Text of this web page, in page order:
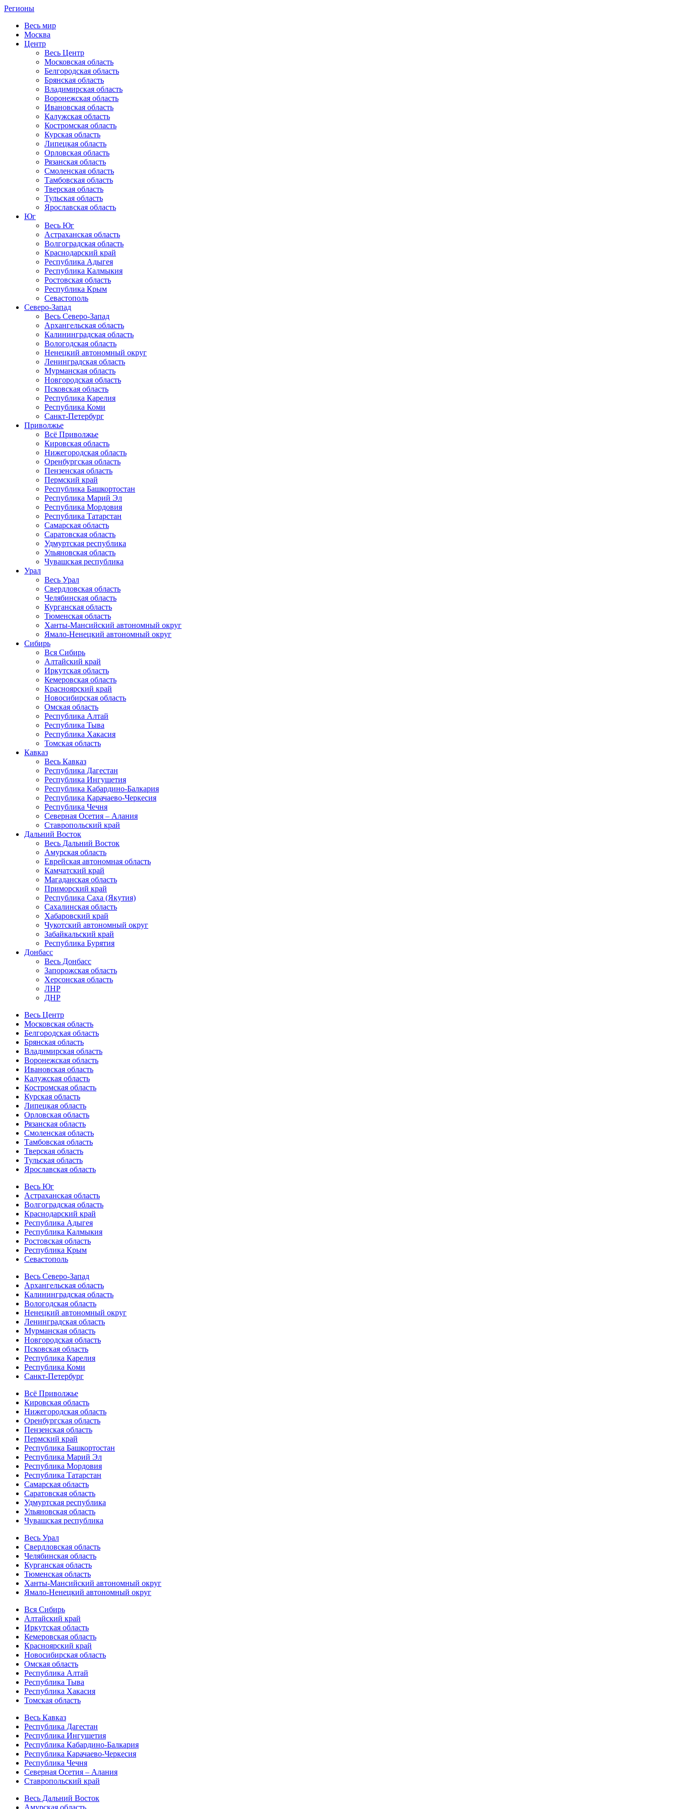
Регионы
Весь мир
Москва
Центр
Весь Центр
Московская область
Белгородская область
Брянская область
Владимирская область
Воронежская область
Ивановская область
Калужская область
Костромская область
Курская область
Липецкая область
Орловская область
Рязанская область
Смоленская область
Тамбовская область
Тверская область
Тульская область
Ярославская область
Юг
Весь Юг
Астраханская область
Волгоградская область
Краснодарский край
Республика Адыгея
Республика Калмыкия
Ростовская область
Республика Крым
Севастополь
Северо-Запад
Весь Северо-Запад
Архангельская область
Калининградская область
Вологодская область
Ненецкий автономный округ
Ленинградская область
Мурманская область
Новгородская область
Псковская область
Республика Карелия
Республика Коми
Санкт-Петербург
Приволжье
Всё Приволжье
Кировская область
Нижегородская область
Оренбургская область
Пензенская область
Пермский край
Республика Башкортостан
Республика Марий Эл
Республика Мордовия
Республика Татарстан
Самарская область
Саратовская область
Удмуртская республика
Ульяновская область
Чувашская республика
Урал
Весь Урал
Свердловская область
Челябинская область
Курганская область
Тюменская область
Ханты-Мансийский автономный округ
Ямало-Ненецкий автономный округ
Сибирь
Вся Сибирь
Алтайский край
Иркутская область
Кемеровская область
Красноярский край
Новосибирская область
Омская область
Республика Алтай
Республика Тыва
Республика Хакасия
Томская область
Кавказ
Весь Кавказ
Республика Дагестан
Республика Ингушетия
Республика Кабардино-Балкария
Республика Карачаево-Черкесия
Республика Чечня
Северная Осетия – Алания
Ставропольский край
Дальний Восток
Весь Дальний Восток
Амурская область
Еврейская автономная область
Камчатский край
Магаданская область
Приморский край
Республика Саха (Якутия)
Сахалинская область
Хабаровский край
Чукотский автономный округ
Забайкальский край
Республика Бурятия
Донбасс
Весь Донбасс
Запорожская область
Херсонская область
ЛНР
ДНР
Весь Центр
Московская область
Белгородская область
Брянская область
Владимирская область
Воронежская область
Ивановская область
Калужская область
Костромская область
Курская область
Липецкая область
Орловская область
Рязанская область
Смоленская область
Тамбовская область
Тверская область
Тульская область
Ярославская область
Весь Юг
Астраханская область
Волгоградская область
Краснодарский край
Республика Адыгея
Республика Калмыкия
Ростовская область
Республика Крым
Севастополь
Весь Северо-Запад
Архангельская область
Калининградская область
Вологодская область
Ненецкий автономный округ
Ленинградская область
Мурманская область
Новгородская область
Псковская область
Республика Карелия
Республика Коми
Санкт-Петербург
Всё Приволжье
Кировская область
Нижегородская область
Оренбургская область
Пензенская область
Пермский край
Республика Башкортостан
Республика Марий Эл
Республика Мордовия
Республика Татарстан
Самарская область
Саратовская область
Удмуртская республика
Ульяновская область
Чувашская республика
Весь Урал
Свердловская область
Челябинская область
Курганская область
Тюменская область
Ханты-Мансийский автономный округ
Ямало-Ненецкий автономный округ
Вся Сибирь
Алтайский край
Иркутская область
Кемеровская область
Красноярский край
Новосибирская область
Омская область
Республика Алтай
Республика Тыва
Республика Хакасия
Томская область
Весь Кавказ
Республика Дагестан
Республика Ингушетия
Республика Кабардино-Балкария
Республика Карачаево-Черкесия
Республика Чечня
Северная Осетия – Алания
Ставропольский край
Весь Дальний Восток
Амурская область